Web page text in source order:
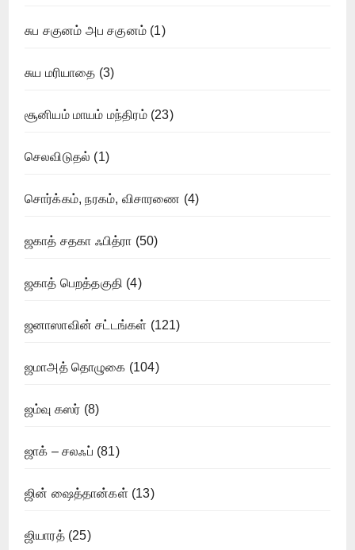
சுப சகுனம் அப சகுனம் (1)
சுய மரியாதை (3)
சூனியம் மாயம் மந்திரம்(23)
செலவிடுதல் (1)
சொர்க்கம், நரகம், விசாரணை (4)
ஜகாத் சதகா ஃபித்ரா (50)
ஜகாத் பெறத்தகுதி (4)
ஜனாஸாவின் சட்டங்கள் (121)
ஜமாஅத் தொழுகை (104)
ஜம்வு கஸர் (8)
ஜாக் – சலஃப் (81)
ஜின் ஷைத்தான்கள் (13)
ஜியாரத்(25)